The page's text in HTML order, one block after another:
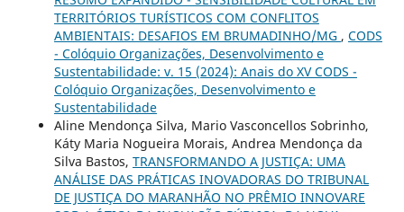
TERRITÓRIOS TURÍSTICOS COM CONFLITOS
AMBIENTAIS: DESAFIOS EM BRUMADINHO/MG , CODS
- Colóquio Organizações, Desenvolvimento e
Sustentabilidade: v. 15 (2024): Anais do XV CODS -
Colóquio Organizações, Desenvolvimento e
Sustentabilidade
Aline Mendonça Silva, Mario Vasconcellos Sobrinho,
Káty Maria Nogueira Morais, Andrea Mendonça da
Silva Bastos, TRANSFORMANDO A JUSTIÇA: UMA
ANÁLISE DAS PRÁTICAS INOVADORAS DO TRIBUNAL
DE JUSTIÇA DO MARANHÃO NO PRÊMIO INNOVARE